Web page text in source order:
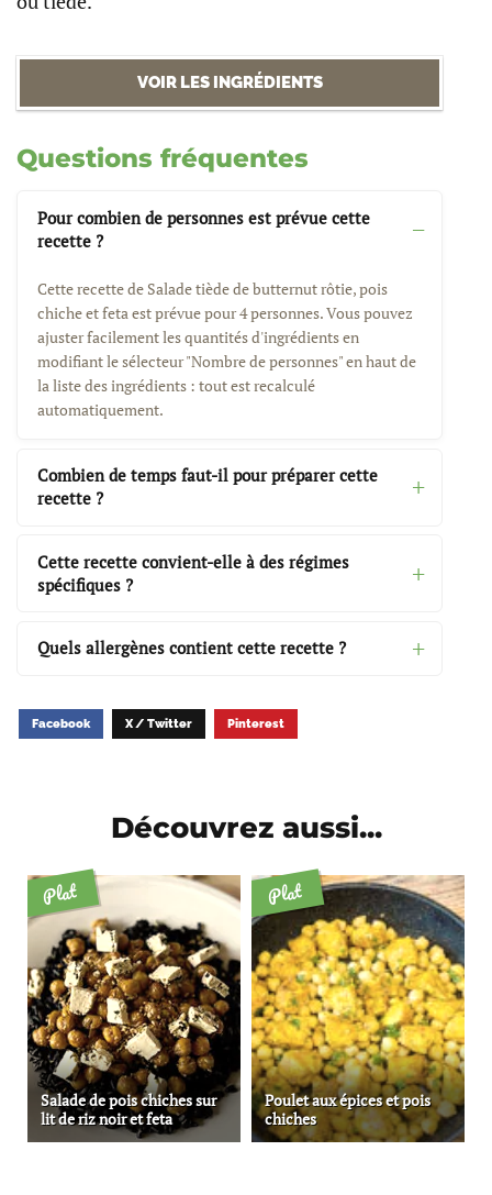
VOIR LES INGRÉDIENTS
Questions fréquentes
Pour combien de personnes est prévue cette
recette ?
Cette recette de Salade tiède de butternut rôtie, pois
chiche et feta est prévue pour 4 personnes. Vous pouvez
ajuster facilement les quantités d'ingrédients en
modifiant le sélecteur "Nombre de personnes" en haut de
la liste des ingrédients : tout est recalculé
automatiquement.
Combien de temps faut-il pour préparer cette
recette ?
Cette recette convient-elle à des régimes
spécifiques ?
Quels allergènes contient cette recette ?
Facebook X / Twitter Pinterest
Découvrez aussi...
Plat
Salade de pois chiches sur
lit de riz noir et feta
Plat
Poulet aux épices et pois
chiches